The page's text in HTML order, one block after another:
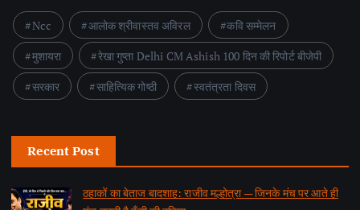
Ncc आलोक श्रीवास्तव अविरल
कवि सम्मेलन
मुशायरा
रेखा गुप्ता Delhi CM Ashish 100 दिन की रिपोर्ट बीजेपी
सरकार
साहित्यिक गोष्ठी स्वतंत्रता दिवस
Recent Post
ठहाकों का बेताज बादशाह: राजीव मल्होत्रा — जिनके मंच पर आते ही